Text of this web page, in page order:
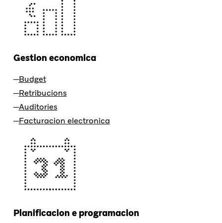
Gestion economica
Budget
Retribucions
Auditories
Facturacion electronica
Planificacion e programacion